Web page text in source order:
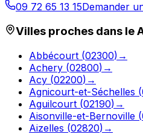
09 72 65 13 15Demander
Villes proches dans le
Abbécourt (02300) →
Achery (02800) →
Acy (02200) →
Agnicourt-et-Séchelles (
Aguilcourt (02190) →
Aisonville-et-Bernoville (
Aizelles (02820) →